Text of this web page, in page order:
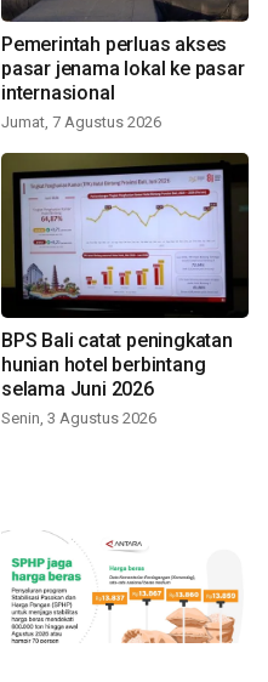
Pemerintah perluas akses
pasar jenama lokal ke pasar
internasional
Jumat, 7 Agustus 2026
BPS Bali catat peningkatan
hunian hotel berbintang
selama Juni 2026
Senin, 3 Agustus 2026